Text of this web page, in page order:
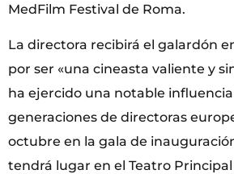
MedFilm Festival de Roma.
La directora recibirá el galardón
por ser «una cineasta valiente y
ha ejercido una notable
generaciones de directoras
octubre en la gala de
tendrá lugar en el Teatro Principal